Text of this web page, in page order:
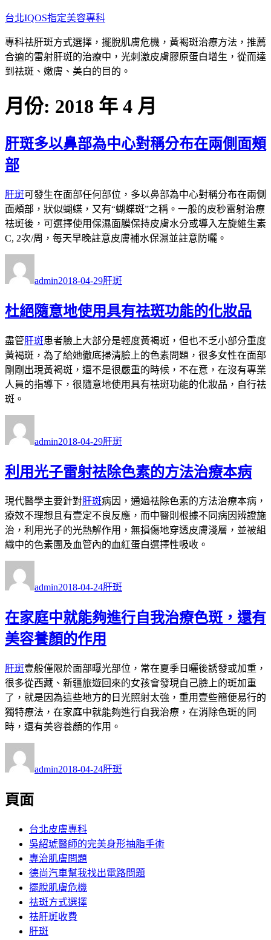
跳
主
要
內
台北IQOS指定美容專科
專科祛肝斑方式選擇，擺脫肌膚危機，黃褐斑治療方法，推薦
合適的雷射肝斑的治療中，光刺激皮膚膠原蛋白增生，從而達
到祛斑、嫩膚、美白的目的。
月份: 2018 年 4 月
肝斑多以鼻部為中心對稱分布在兩側面頰
部
肝斑可發生在面部任何部位，多以鼻部為中心對稱分布在兩側
面頰部，狀似蝴蝶，又有“蝴蝶斑”之稱。一般的皮秒雷射治療
祛斑後，可選擇使用保濕面膜保持皮膚水分或導入左旋維生素
C, 2次/周，每天早晚註意皮膚補水保濕並註意防曬。
者
admin佈
期:
2018-04-29類
肝斑
杜絕隨意地使用具有祛斑功能的化妝品
盡管肝斑患者臉上大部分是輕度黃褐斑，但也不乏小部分重度
黃褐斑，為了給她徹底掃清臉上的色素問題，很多女性在面部
剛剛出現黃褐斑，還不是很嚴重的時候，不在意，在沒有專業
人員的指導下，很隨意地使用具有祛斑功能的化妝品，自行祛
斑。
者
admin佈
期:
2018-04-29類
肝斑
利用光子雷射祛除色素的方法治療本病
現代醫學主要針對肝斑病因，通過祛除色素的方法治療本病，
療效不理想且有壹定不良反應，而中醫則根據不同病因辨證施
治，利用光子的光熱解作用，無損傷地穿透皮膚淺層，並被組
織中的色素團及血管內的血紅蛋白選擇性吸收。
者
admin佈
期:
2018-04-24類
肝斑
在家庭中就能夠進行自我治療色斑，還有
美容養顏的作用
肝斑壹般僅限於面部曝光部位，常在夏季日曬後誘發或加重，
很多從西藏、新疆旅遊回來的女孩會發現自己臉上的斑加重
了，就是因為這些地方的日光照射太強，重用壹些簡便易行的
獨特療法，在家庭中就能夠進行自我治療，在消除色斑的同
時，還有美容養顏的作用。
者
admin佈
2018-04-24類
肝斑
頁面
台北皮膚專科
吳紹琥醫師的完美身形抽脂手術
專治肌膚問題
德尚汽車幫我找出電路問題
擺脫肌膚危機
祛斑方式選擇
祛肝斑收費
肝斑